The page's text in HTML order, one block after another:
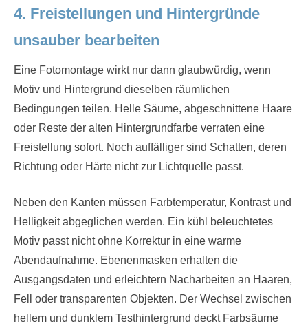
4. Freistellungen und Hintergründe
unsauber bearbeiten
Eine Fotomontage wirkt nur dann glaubwürdig, wenn
Motiv und Hintergrund dieselben räumlichen
Bedingungen teilen. Helle Säume, abgeschnittene Haare
oder Reste der alten Hintergrundfarbe verraten eine
Freistellung sofort. Noch auffälliger sind Schatten, deren
Richtung oder Härte nicht zur Lichtquelle passt.
Neben den Kanten müssen Farbtemperatur, Kontrast und
Helligkeit abgeglichen werden. Ein kühl beleuchtetes
Motiv passt nicht ohne Korrektur in eine warme
Abendaufnahme. Ebenenmasken erhalten die
Ausgangsdaten und erleichtern Nacharbeiten an Haaren,
Fell oder transparenten Objekten. Der Wechsel zwischen
hellem und dunklem Testhintergrund deckt Farbsäume